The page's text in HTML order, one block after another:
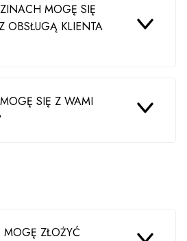
MOGĘ SIĘ
OBSŁUGĄ KLIENTA
SIĘ Z WAMI
ZŁOŻYĆ